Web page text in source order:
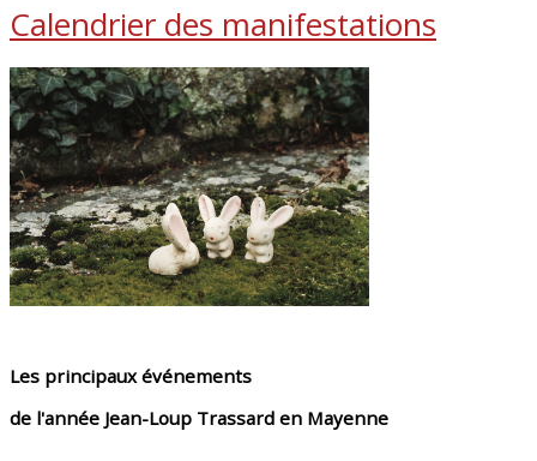
Calendrier des manifestations
Les principaux événements
de l'année Jean-Loup Trassard en Mayenne